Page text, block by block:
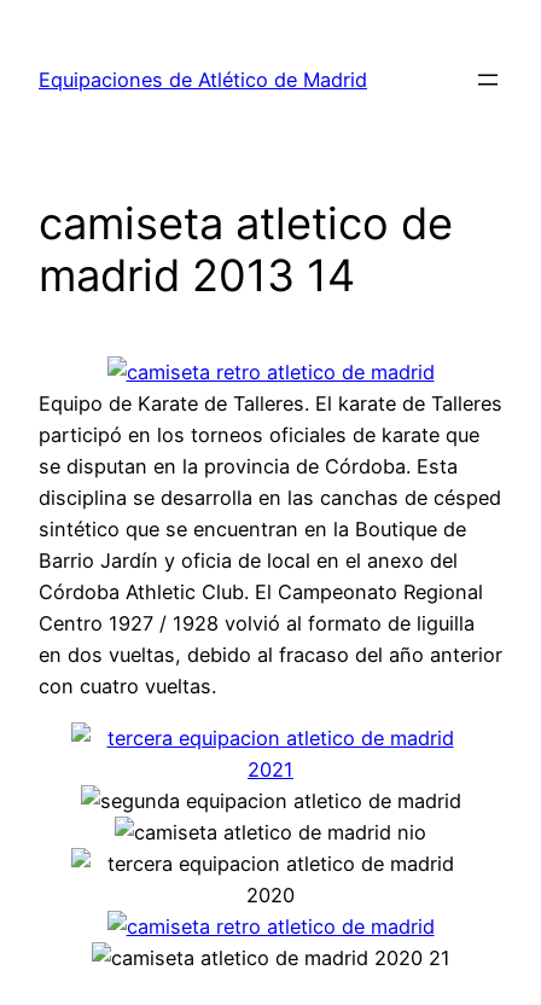
contenido
Equipaciones de Atlético de Madrid
camiseta atletico de
madrid 2013 14
Equipo de Karate de Talleres. El karate de Talleres
participó en los torneos oficiales de karate que
se disputan en la provincia de Córdoba. Esta
disciplina se desarrolla en las canchas de césped
sintético que se encuentran en la Boutique de
Barrio Jardín y oficia de local en el anexo del
Córdoba Athletic Club. El Campeonato Regional
Centro 1927 / 1928 volvió al formato de liguilla
en dos vueltas, debido al fracaso del año anterior
con cuatro vueltas.